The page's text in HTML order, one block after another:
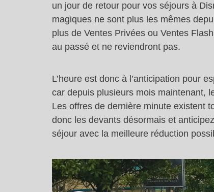
un jour de retour pour vos séjours à
magiques ne sont plus les mêmes
plus de Ventes Privées ou Ventes
au passé et ne reviendront pas.
L’heure est donc à l’anticipation pour
car depuis plusieurs mois maintenant,
Les offres de dernière minute existent
donc les devants désormais et
séjour avec la meilleure réduction